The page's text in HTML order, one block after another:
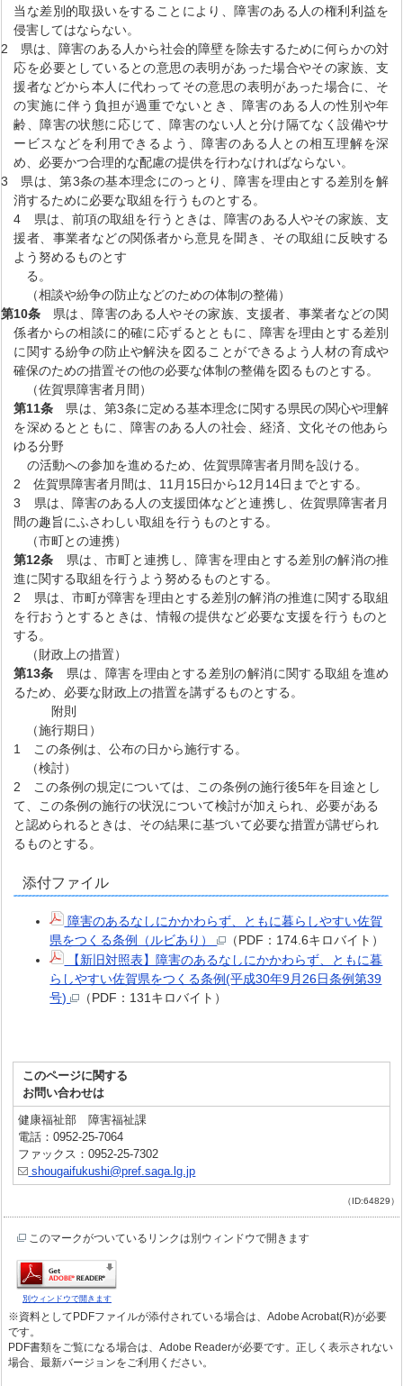
当な差別的取扱いをすることにより、障害のある人の権利利益を
侵害してはならない。
2 県は、障害のある人から社会的障壁を除去するために何らかの対
応を必要としているとの意思の表明があった場合やその家族、支
援者などから本人に代わってその意思の表明があった場合に、そ
の実施に伴う負担が過重でないとき、障害のある人の性別や年
齢、障害の状態に応じて、障害のない人と分け隔てなく設備やサ
ービスなどを利用できるよう、障害のある人との相互理解を深
め、必要かつ合理的な配慮の提供を行わなければならない。
3 県は、第3条の基本理念にのっとり、障害を理由とする差別を解
消するために必要な取組を行うものとする。
4 県は、前項の取組を行うときは、障害のある人やその家族、支
援者、事業者などの関係者から意見を聞き、その取組に反映する
よう努めるものとす
る。
（相談や紛争の防止などのための体制の整備）
第10条県は、障害のある人やその家族、支援者、事業者などの関
係者からの相談に的確に応ずるとともに、障害を理由とする差別
に関する紛争の防止や解決を図ることができるよう人材の育成や
確保のための措置その他の必要な体制の整備を図るものとする。
（佐賀県障害者月間）
第11条 県は、第3条に定める基本理念に関する県民の関心や理解
を深めるとともに、障害のある人の社会、経済、文化その他あら
ゆる分野
の活動への参加を進めるため、佐賀県障害者月間を設ける。
2 佐賀県障害者月間は、11月15日から12月14日までとする。
3 県は、障害のある人の支援団体などと連携し、佐賀県障害者月
間の趣旨にふさわしい取組を行うものとする。
（市町との連携）
第12条 県は、市町と連携し、障害を理由とする差別の解消の推
進に関する取組を行うよう努めるものとする。
2 県は、市町が障害を理由とする差別の解消の推進に関する取組
を行おうとするときは、情報の提供など必要な支援を行うものと
する。
（財政上の措置）
第13条 県は、障害を理由とする差別の解消に関する取組を進め
るため、必要な財政上の措置を講ずるものとする。
附則
（施行期日）
1 この条例は、公布の日から施行する。
（検討）
2 この条例の規定については、この条例の施行後5年を目途とし
て、この条例の施行の状況について検討が加えられ、必要がある
と認められるときは、その結果に基づいて必要な措置が講ぜられ
るものとする。
添付ファイル
障害のあるなしにかかわらず、ともに暮らしやすい佐賀
県をつくる条例（ルビあり）
（PDF：174.6キロバイト）
【新旧対照表】障害のあるなしにかかわらず、ともに暮
らしやすい佐賀県をつくる条例(平成30年9月26日条例第39
号)
（PDF：131キロバイト）
このページに関する
お問い合わせは
健康福祉部 障害福祉課
電話：0952-25-7064
ファックス：0952-25-7302
shougaifukushi@pref.saga.lg.jp
（ID:64829）
このマークがついているリンクは別ウィンドウで開きます
別ウィンドウで開きます
※資料としてPDFファイルが添付されている場合は、Adobe Acrobat(R)が必要
です。
PDF書類をご覧になる場合は、Adobe Readerが必要です。正しく表示されない
場合、最新バージョンをご利用ください。